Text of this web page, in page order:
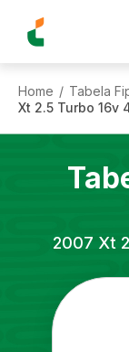
Home / Tabela
Xt 2.5 Turbo 16v
2007 Xt